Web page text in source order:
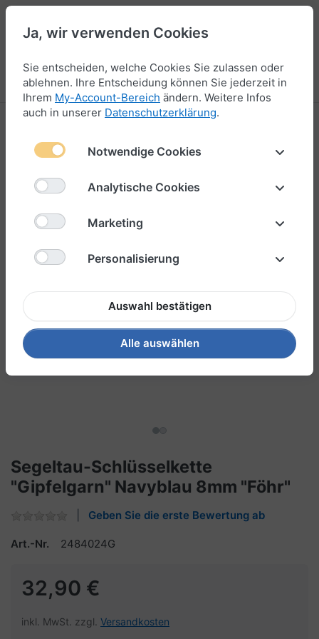
Menü Anmelden Vergleichen Wunschliste Warenkorb
Segeltau-Schlüsselkette
"Gipfelgarn" Navyblau 8mm "Föhr"
Geben Sie die erste Bewertung ab
Art.-Nr. 2484024G
32,90 €
inkl. MwSt. zzgl. Versandkosten
Ja, wir verwenden Cookies
Sie entscheiden, welche Cookies Sie zulassen oder
ablehnen. Ihre Entscheidung können Sie jederzeit in
Ihrem My-Account-Bereich ändern. Weitere Infos
auch in unserer Datenschutzerklärung.
Notwendige Cookies
Analytische Cookies
Marketing
Personalisierung
Auswahl bestätigen
Alle auswählen